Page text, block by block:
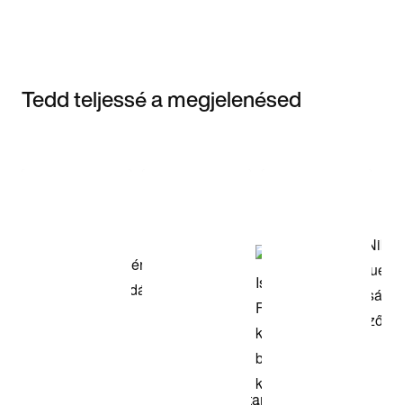
Tedd teljessé a megjelenésed